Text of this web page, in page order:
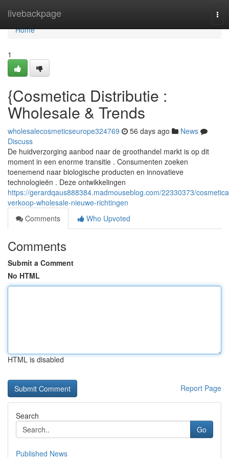
livebackpage
Home
Home
1
{Cosmetica Distributie :
Wholesale & Trends
wholesalecosmeticseurope324769 56 days ago
News
Discuss
De huidverzorging aanbod naar de groothandel markt is op dit
moment in een enorme transitie . Consumenten zoeken
toenemend naar biologische producten en innovatieve
technologieën . Deze ontwikkelingen
https://gerardqaus888384.madmouseblog.com/22330373/
verkoop-wholesale-nieuwe-richtingen
Comments
Who Upvoted
Comments
Submit a Comment
No HTML
HTML is disabled
Report Page
Search
Go
Published News